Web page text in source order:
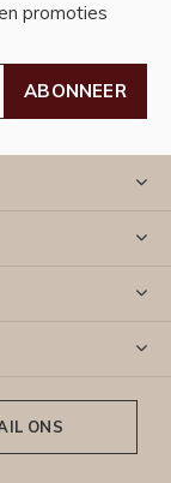
promoties
ABONNEER
ONS